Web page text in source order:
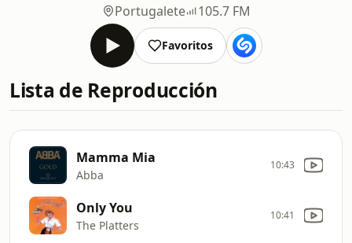
Portugalete
105.7 FM
Favoritos
Lista de Reproducción
Mamma Mia
Abba
10:43
Only You
The Platters
10:41